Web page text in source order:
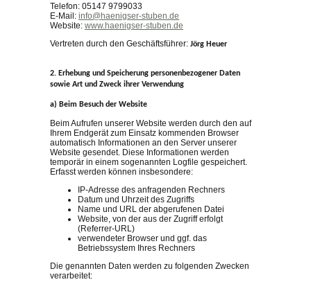
Telefon: 05147 9799033
E-Mail: info@haenigser-stuben.de
Website: www.haenigser-stuben.de
Vertreten durch den Geschäftsführer: Jörg Heuer
2. Erhebung und Speicherung personenbezogener Daten
sowie Art und Zweck ihrer Verwendung
a) Beim Besuch der Website
Beim Aufrufen unserer Website werden durch den auf
Ihrem Endgerät zum Einsatz kommenden Browser
automatisch Informationen an den Server unserer
Website gesendet. Diese Informationen werden
temporär in einem sogenannten Logfile gespeichert.
Erfasst werden können insbesondere:
IP-Adresse des anfragenden Rechners
Datum und Uhrzeit des Zugriffs
Name und URL der abgerufenen Datei
Website, von der aus der Zugriff erfolgt
(Referrer-URL)
verwendeter Browser und ggf. das
Betriebssystem Ihres Rechners
Die genannten Daten werden zu folgenden Zwecken
verarbeitet: